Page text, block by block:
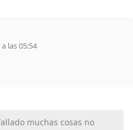
las 05:54
muchas cosas no